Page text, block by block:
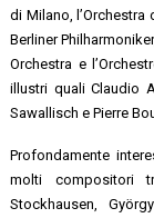
di Milano, l’Orchestra
Berliner
Orchestra e
illustri quali Claudio
Sawallisch e Pierre
Profondamente
molti compositori
Stockhausen,